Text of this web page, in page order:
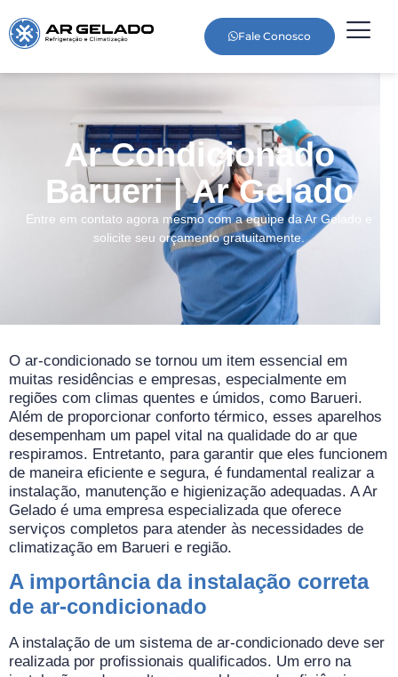
Fale Conosco
Ar Condicionado
Barueri | Ar Gelado
Entre em contato agora mesmo com a equipe da Ar Gelado e
solicite seu orçamento gratuitamente.
O ar-condicionado se tornou um item essencial em
muitas residências e empresas, especialmente em
regiões com climas quentes e úmidos, como Barueri.
Além de proporcionar conforto térmico, esses aparelhos
desempenham um papel vital na qualidade do ar que
respiramos. Entretanto, para garantir que eles funcionem
de maneira eficiente e segura, é fundamental realizar a
instalação, manutenção e higienização adequadas. A Ar
Gelado é uma empresa especializada que oferece
serviços completos para atender às necessidades de
climatização em Barueri e região.
A importância da instalação correta
de ar-condicionado
A instalação de um sistema de ar-condicionado deve ser
realizada por profissionais qualificados. Um erro na